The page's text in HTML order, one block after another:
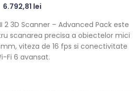
6.792,81 lei
2 3D Scanner – Advanced Pack este
scanarea precisa a obiectelor mici
viteza de 16 fps si conectivitate
Fi 6 avansat.